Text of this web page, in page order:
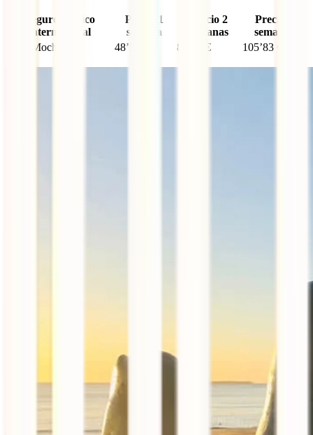
Seguro médico
internacional
Precio 1
semana
Precio 2
semanas
Precio 3
semanas
IATI Mochilero
48’52 € 83’18 € 105’83 €